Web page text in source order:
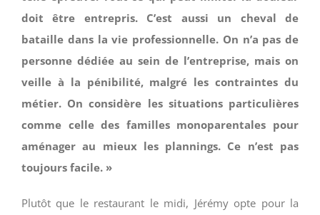
doit être entrepris. C’est aussi un cheval de
bataille dans la vie professionnelle. On n’a pas de
personne dédiée au sein de l’entreprise, mais on
veille à la pénibilité, malgré les contraintes du
métier. On considère les situations particulières
comme celle des familles monoparentales pour
aménager au mieux les plannings. Ce n’est pas
toujours facile. »
Plutôt que le restaurant le midi, Jérémy opte pour la